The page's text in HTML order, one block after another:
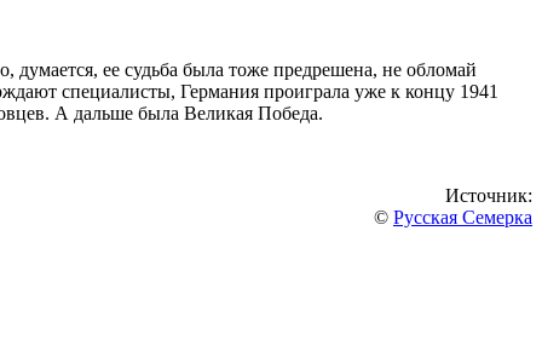
ее судьба была тоже предрешена, не обломай
специалисты, Германия проиграла уже к концу 1941
А дальше была Великая Победа.
Источник:
© Русская Семерка